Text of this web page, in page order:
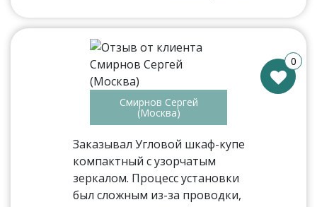
Смирнов Сергей
(Москва)
Заказывал Угловой шкаф-купе
компактный с узорчатым
зеркалом. Процесс установки
был сложным из-за проводки,
0